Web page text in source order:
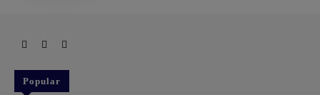
Popular